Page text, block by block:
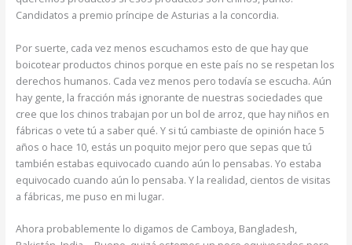
Candidatos a premio príncipe de Asturias a la concordia.
Por suerte, cada vez menos escuchamos esto de que hay que
boicotear productos chinos porque en este país no se respetan los
derechos humanos. Cada vez menos pero todavía se escucha. Aún
hay gente, la fracción más ignorante de nuestras sociedades que
cree que los chinos trabajan por un bol de arroz, que hay niños en
fábricas o vete tú a saber qué. Y si tú cambiaste de opinión hace 5
años o hace 10, estás un poquito mejor pero que sepas que tú
también estabas equivocado cuando aún lo pensabas. Yo estaba
equivocado cuando aún lo pensaba. Y la realidad, cientos de visitas
a fábricas, me puso en mi lugar.
Ahora probablemente lo digamos de Camboya, Bangladesh,